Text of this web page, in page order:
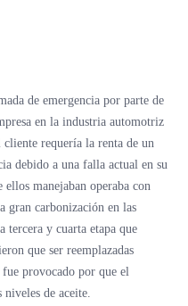
de emergencia por parte de
en la industria automotriz
requería la renta de un
debido a una falla actual en su
manejaban operaba con
gran carbonización en las
tercera y cuarta etapa que
que ser reemplazadas
provocado por que el
niveles de aceite.